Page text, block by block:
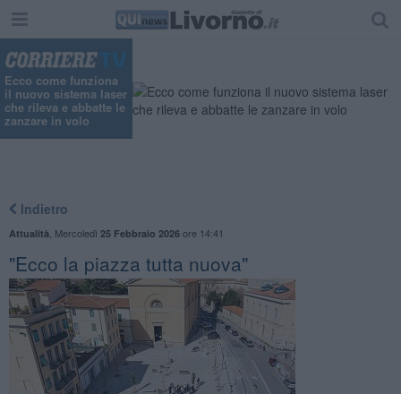
Ecco come funziona
il nuovo sistema laser
che rileva e abbatte le
zanzare in volo
Indietro
Attualità Mercoledì 25 Febbraio 2026ore 14:41
"Ecco la piazza tutta nuova"